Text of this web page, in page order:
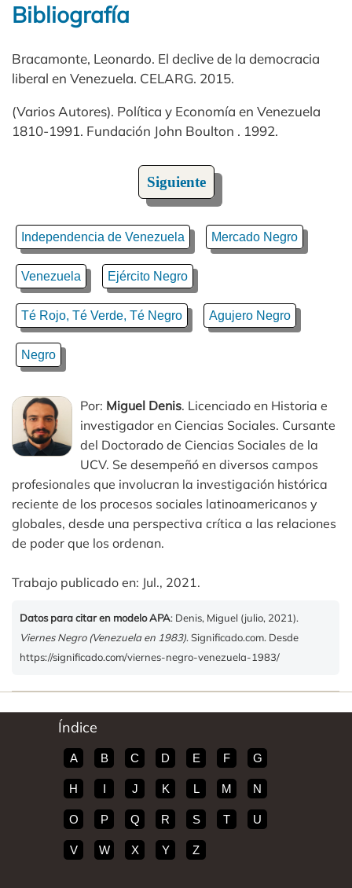
Bibliografía
Bracamonte, Leonardo. El declive de la democracia
liberal en Venezuela. CELARG. 2015.
(Varios Autores). Política y Economía en Venezuela
1810-1991. Fundación John Boulton . 1992.
Siguiente
Independencia de Venezuela Mercado Negro
Venezuela Ejército Negro
Té Rojo, Té Verde, Té Negro Agujero Negro
Negro
Por: Miguel Denis. Licenciado en Historia e
investigador en Ciencias Sociales. Cursante
del Doctorado de Ciencias Sociales de la
UCV. Se desempeñó en diversos campos
profesionales que involucran la investigación histórica
reciente de los procesos sociales latinoamericanos y
globales, desde una perspectiva crítica a las relaciones
de poder que los ordenan.
Trabajo publicado en: Jul., 2021.
Datos para citar en modelo APA: Denis, Miguel (julio, 2021).
Viernes Negro (Venezuela en 1983). Significado.com. Desde
https://significado.com/viernes-negro-venezuela-1983/
Índice
A B C D E F G
H I J K L M N
O P Q R S T U
V W X Y Z